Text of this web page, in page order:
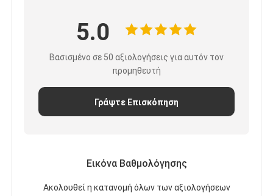
5.0
Βασισμένο σε 50 αξιολογήσεις για αυτόν τον
προμηθευτή
Γράψτε Επισκόπηση
Εικόνα Βαθμολόγησης
Ακολουθεί η κατανομή όλων των αξιολογήσεων